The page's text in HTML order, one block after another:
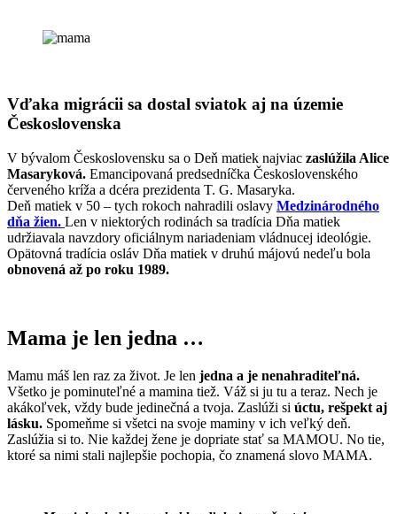
Vďaka migrácii sa dostal sviatok aj na územie
Československa
V bývalom Československu sa o Deň matiek najviac zaslúžila Alice
Masaryková. Emancipovaná predsedníčka Československého
červeného kríža a dcéra prezidenta T. G. Masaryka.
Deň matiek v 50 – tych rokoch nahradili oslavy Medzinárodného
dňa žien. Len v niektorých rodinách sa tradícia Dňa matiek
udržiavala navzdory oficiálnym nariadeniam vládnucej ideológie.
Opätovná tradícia osláv Dňa matiek v druhú májovú nedeľu bola
obnovená až po roku 1989.
Mama je len jedna …
Mamu máš len raz za život. Je len jedna a je nenahraditeľná.
Všetko je pominuteľné a mamina tiež. Váž si ju tu a teraz. Nech je
akákoľvek, vždy bude jedinečná a tvoja. Zaslúži si úctu, rešpekt aj
lásku. Spomeňme si všetci na svoje maminy v ich veľký deň.
Zaslúžia si to. Nie každej žene je dopriate stať sa MAMOU. No tie,
ktoré sa nimi stali najlepšie pochopia, čo znamená slovo MAMA.